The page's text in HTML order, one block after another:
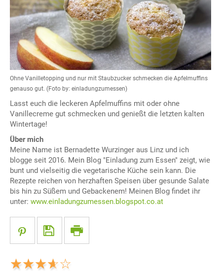
Ohne Vanilletopping und nur mit Staubzucker schmecken die Apfelmuffins
genauso gut. (Foto by: einladungzumessen)
Lasst euch die leckeren Apfelmuffins mit oder ohne
Vanillecreme gut schmecken und genießt die letzten kalten
Wintertage!
Über mich
Meine Name ist Bernadette Wurzinger aus Linz und ich
blogge seit 2016. Mein Blog "Einladung zum Essen" zeigt, wie
bunt und vielseitig die vegetarische Küche sein kann. Die
Rezepte reichen von herzhaften Speisen über gesunde Salate
bis hin zu Süßem und Gebackenem! Meinen Blog findet ihr
unter: www.einladungzumessen.blogspot.co.at